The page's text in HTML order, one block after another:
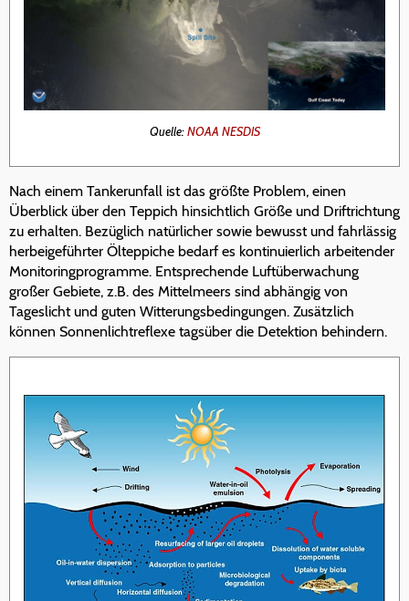
Quelle:NOAA NESDIS
Nach einem Tankerunfall ist das größte Problem, einen
Überblick über den Teppich hinsichtlich Größe und Driftrichtung
zu erhalten. Bezüglich natürlicher sowie bewusst und fahrlässig
herbeigeführter Ölteppiche bedarf es kontinuierlich arbeitender
Monitoringprogramme. Entsprechende Luftüberwachung
großer Gebiete, z.B. des Mittelmeers sind abhängig von
Tageslicht und guten Witterungsbedingungen. Zusätzlich
können Sonnenlichtreflexe tagsüber die Detektion behindern.